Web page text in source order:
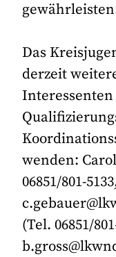
Das
derzeit
wenden:
06851/801-
(Tel. 06851/